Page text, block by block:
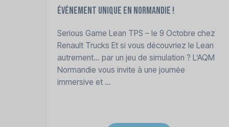
Événement unique en Normandie !
Serious Game Lean TPS – le 9 Octobre chez
Renault Trucks Et si vous découvriez le Lean
autrement… par un jeu de simulation ? L’AQM
Normandie vous invite à une journée
immersive et ...